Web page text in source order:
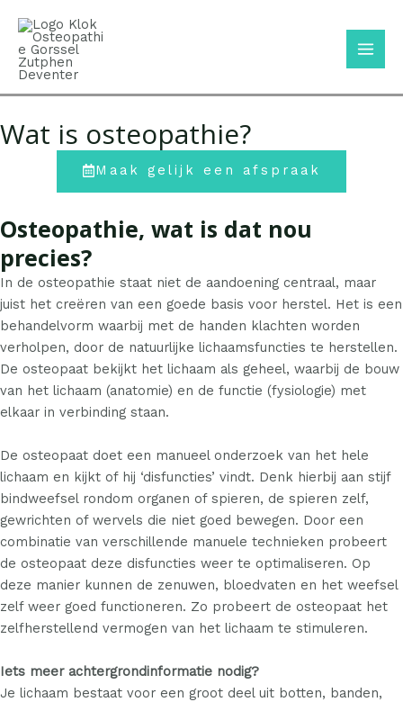
naar
inhoud
Wat is osteopathie?
Maak gelijk een afspraak
Osteopathie, wat is dat nou
precies?
In de osteopathie staat niet de aandoening centraal, maar
juist het creëren van een goede basis voor herstel. Het is een
behandelvorm waarbij met de handen klachten worden
verholpen, door de natuurlijke lichaamsfuncties te herstellen.
De osteopaat bekijkt het lichaam als geheel, waarbij de bouw
van het lichaam (anatomie) en de functie (fysiologie) met
elkaar in verbinding staan.
De osteopaat doet een manueel onderzoek van het hele
lichaam en kijkt of hij ‘disfuncties’ vindt. Denk hierbij aan stijf
bindweefsel rondom organen of spieren, de spieren zelf,
gewrichten of wervels die niet goed bewegen. Door een
combinatie van verschillende manuele technieken probeert
de osteopaat deze disfuncties weer te optimaliseren. Op
deze manier kunnen de zenuwen, bloedvaten en het weefsel
zelf weer goed functioneren. Zo probeert de osteopaat het
zelfherstellend vermogen van het lichaam te stimuleren.
Iets meer achtergrondinformatie nodig?
Je lichaam bestaat voor een groot deel uit botten, banden,